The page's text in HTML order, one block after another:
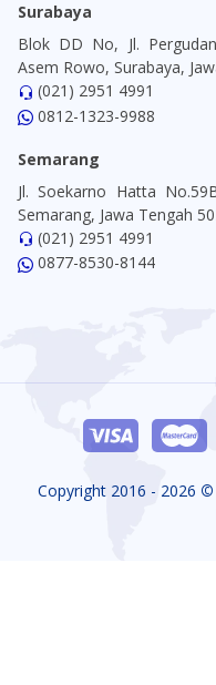
Surabaya
Blok DD No, Jl.
Asem Rowo, Surabaya,
(021) 2951 4991
0812-1323-9988
Semarang
Jl. Soekarno Hatta
Semarang, Jawa Tengah
(021) 2951 4991
0877-8530-8144
Copyright 2016 - 2026 ©